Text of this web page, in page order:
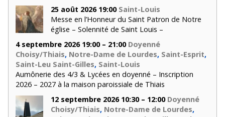
25 août 2026 19:00 Saint-Louis
Messe en l’Honneur du Saint Patron de Notre
église – Solennité de Saint Louis –
4 septembre 2026 19:00 – 21:00 Doyenné
Choisy/Thiais, Notre-Dame de Lourdes, Saint-Esprit,
Saint-Leu Saint-Gilles, Saint-Louis
Aumônerie des 4/3 & Lycées en doyenné – Inscription
2026 – 2027 à la maison paroissiale de Thiais
12 septembre 2026 10:30 – 12:00 Doyenné
Choisy/Thiais, Notre-Dame de Lourdes,